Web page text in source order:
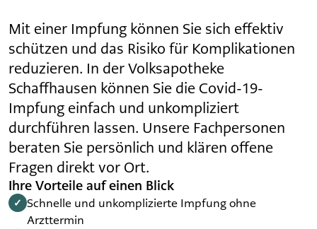
Mit einer Impfung können Sie sich effektiv
schützen und das Risiko für Komplikationen
reduzieren. In der Volksapotheke
Schaffhausen können Sie die Covid-19-
Impfung einfach und unkompliziert
durchführen lassen. Unsere Fachpersonen
beraten Sie persönlich und klären offene
Fragen direkt vor Ort.
Ihre Vorteile auf einen Blick
✓ Schnelle und unkomplizierte Impfung ohne
Arzttermin